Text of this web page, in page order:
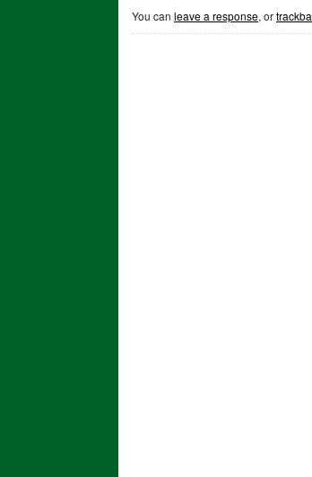
You can leave a response, or